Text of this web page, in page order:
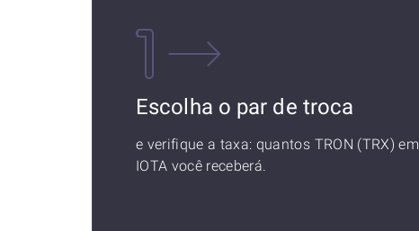
Escolha o par de troca
e verifique a taxa: quantos TRON (TRX) em
IOTA você receberá.